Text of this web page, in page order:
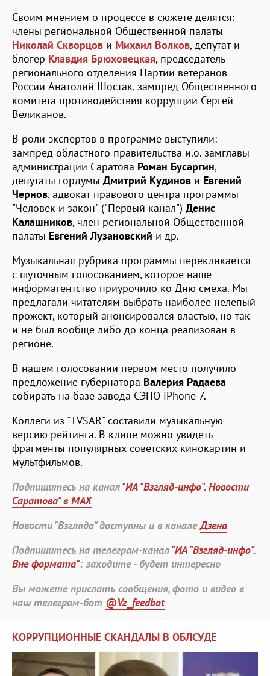
Своим мнением о процессе в сюжете делятся:
члены региональной Общественной палаты
Николай Скворцов и Михаил Волков, депутат и
блогер Клавдия Брюховецкая, председатель
регионального отделения Партии ветеранов
России Анатолий Шостак, зампред Общественного
комитета противодействия коррупции Сергей
Великанов.
В роли экспертов в программе выступили:
зампред областного правительства и.о. замглавы
администрации Саратова Роман Бусаргин,
депутаты гордумы Дмитрий Кудинов и Евгений
Чернов, адвокат правового центра программы
"Человек и закон" ("Первый канал") Денис
Калашников, член региональной Общественной
палаты Евгений Лузановский и др.
Музыкальная рубрика программы перекликается
с шуточным голосованием, которое наше
информагентство приурочило ко Дню смеха. Мы
предлагали читателям выбрать наиболее нелепый
прожект, который анонсировался властью, но так
и не был вообще либо до конца реализован в
регионе.
В нашем голосовании первом место получило
предложение губернатора Валерия Радаева
собирать на базе завода СЭПО iPhone 7.
Коллеги из "TVSAR" составили музыкальную
версию рейтинга. В клипе можно увидеть
фрагменты популярных советских кинокартин и
мультфильмов.
Подпишитесь на канал"ИА "Взгляд-инфо". Новости
Саратова" в MAX
Новости "Взгляда" доступны и в каналеДзена
Подпишитесь на телеграм-канал"ИА "Взгляд-инфо".
Вне формата": заходите - будет интересно
Вы можете прислать сообщения, фото и видео в
наш телеграм-бот @Vz_feedbot
КОРРУПЦИОННЫЕ СКАНДАЛЫ В ОБЛСУДЕ